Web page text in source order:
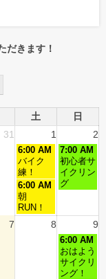
だきます！
土
日
31 1 2
6:00 AM
バイク
練！
7:00 AM
初心者サ
イクリン
グ
6:00 AM
朝
RUN！
7 8 9
6:00 AM
おはよう
サイクリ
ング！